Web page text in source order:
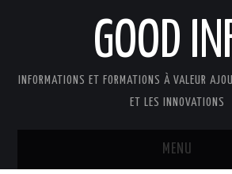
GOOD
INFORMATIONS ET FORMATIONS À VALEUR
ET LES INNOVATIONS
MENU